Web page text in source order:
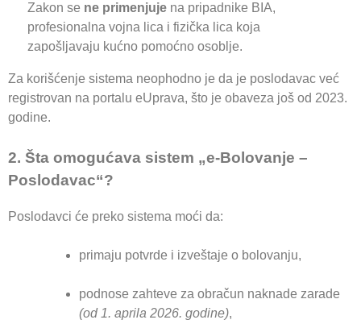
Zakon se ne primenjuje na pripadnike BIA,
profesionalna vojna lica i fizička lica koja
zapošljavaju kućno pomoćno osoblje.
Za korišćenje sistema neophodno je da je poslodavac već
registrovan na portalu eUprava, što je obaveza još od 2023.
godine.
2. Šta omogućava sistem „e-Bolovanje –
Poslodavac“?
Poslodavci će preko sistema moći da:
primaju potvrde i izveštaje o bolovanju,
podnose zahteve za obračun naknade zarade
(od 1. aprila 2026. godine),